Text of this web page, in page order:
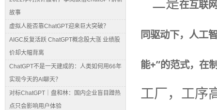
故事
虚拟人能否靠ChatGPT迎来巨大突破？
AIGC反复活跃 ChatGPT概念股大涨 业绩股
价却大幅背离
ChatGPT不是一天建成的：人类如何用66年
实现今天的AI聊天？
对标ChatGPT｜盘和林：国内企业盲目蹭热
点只会影响用户体验
在互联
同驱动下，人工
能+”的范式，在
工厂，工序